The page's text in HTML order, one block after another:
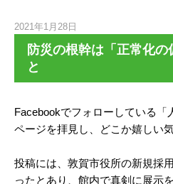
2021年1月28日
防災の根幹は「正常化
と
Facebookでフォローしている「
ページを拝見し、どこか嬉しい気
投稿には、敦賀市役所の新規採
ったとあり、館内で真剣に展示